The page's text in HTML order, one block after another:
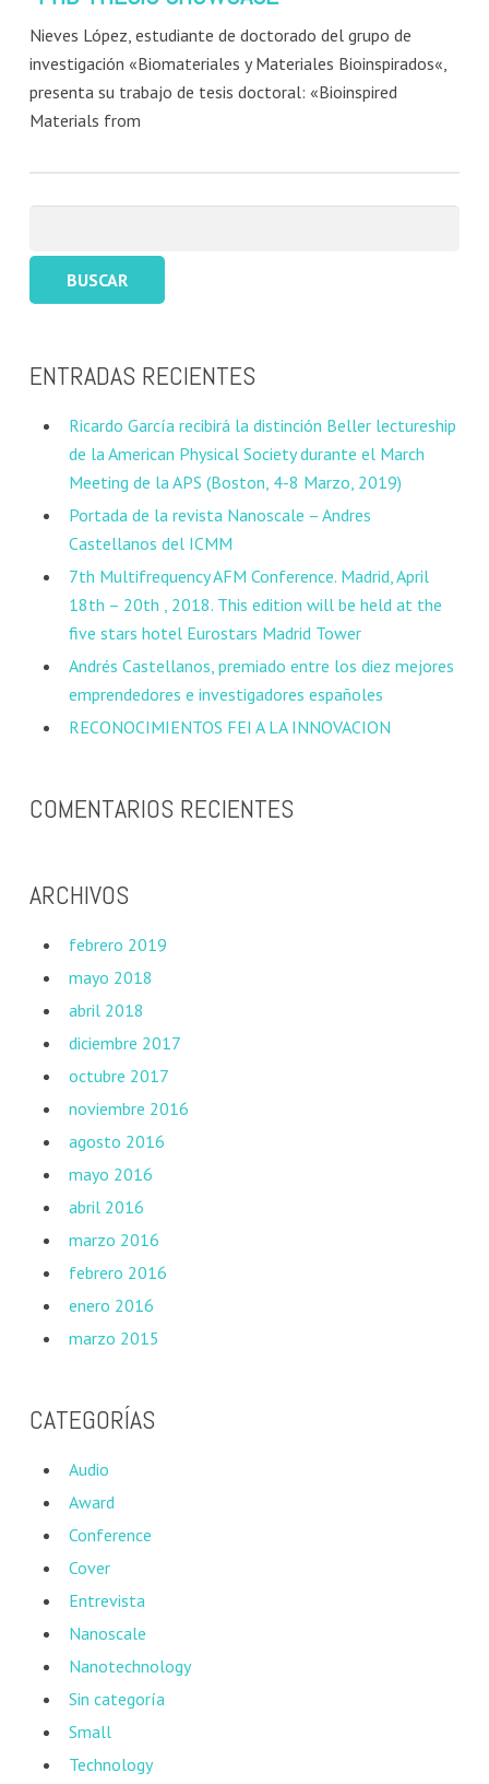
Nieves López, estudiante de doctorado del grupo de
investigación «Biomateriales y Materiales Bioinspirados«,
presenta su trabajo de tesis doctoral: «Bioinspired
Materials from
ENTRADAS RECIENTES
Ricardo García recibirá la distinción Beller lectureship
de la American Physical Society durante el March
Meeting de la APS (Boston, 4-8 Marzo, 2019)
Portada de la revista Nanoscale – Andres
Castellanos del ICMM
7th Multifrequency AFM Conference. Madrid, April
18th – 20th , 2018. This edition will be held at the
five stars hotel Eurostars Madrid Tower
Andrés Castellanos, premiado entre los diez mejores
emprendedores e investigadores españoles
RECONOCIMIENTOS FEI A LA INNOVACION
COMENTARIOS RECIENTES
ARCHIVOS
febrero 2019
mayo 2018
abril 2018
diciembre 2017
octubre 2017
noviembre 2016
agosto 2016
mayo 2016
abril 2016
marzo 2016
febrero 2016
enero 2016
marzo 2015
CATEGORÍAS
Audio
Award
Conference
Cover
Entrevista
Nanoscale
Nanotechnology
Sin categoría
Small
Technology